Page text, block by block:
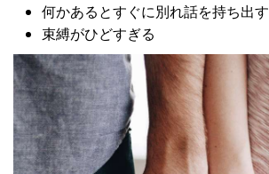
対処法6：2人でルールを決める
みんなが実践した彼氏に疲れた時の対処法は？
彼氏と話し合った
会う回数を減らした
好きでも疲れるのはよくあること！
何かあるとすぐに別れ話を持ち出す
束縛がひどすぎる